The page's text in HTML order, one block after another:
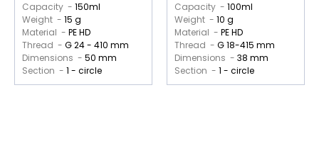
Capacity - 150ml
Weight - 15 g
Material - PE HD
Thread - G 24 - 410 mm
Dimensions - 50 mm
Section - 1 - circle
Capacity - 100ml
Weight - 10 g
Material - PE HD
Thread - G 18-415 mm
Dimensions - 38 mm
Section - 1 - circle